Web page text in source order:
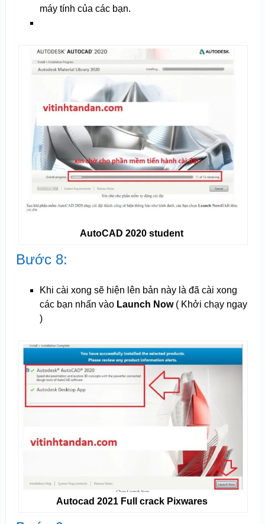
máy tính của các bạn.
AutoCAD 2020 student
Bước 8:
Khi cài xong sẽ hiện lên bản này là đã cài xong
các bạn nhấn vào Launch Now ( Khởi chạy ngay
)
Autocad 2021 Full crack Pixwares